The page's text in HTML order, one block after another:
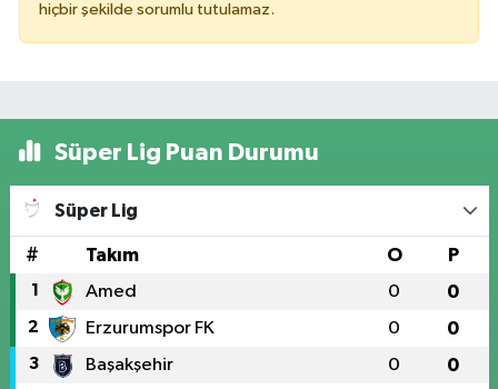
hiçbir şekilde sorumlu tutulamaz.
Süper Lig Puan Durumu
Süper Lig
# Takım O P
1 Amed 0 0
2 Erzurumspor FK 0 0
3 Başakşehir 0 0